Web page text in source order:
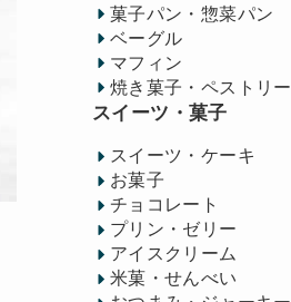
菓子パン・惣菜パン
ベーグル
マフィン
焼き菓子・ペストリー
スイーツ・菓子
スイーツ・ケーキ
お菓子
チョコレート
プリン・ゼリー
アイスクリーム
米菓・せんべい